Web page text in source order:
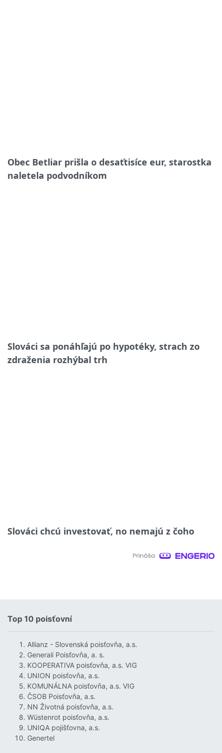
Obec Betliar prišla o desaťtisíce eur, starostka
naletela podvodníkom
Slováci sa ponáhľajú po hypotéky, strach zo
zdraženia rozhýbal trh
Slováci chcú investovať, no nemajú z čoho
Top 10 poisťovní
Allianz - Slovenská poisťovňa, a.s.
Generali Poisťovňa, a. s.
KOOPERATIVA poisťovňa, a.s. VIG
UNION poisťovňa, a.s.
KOMUNÁLNA poisťovňa, a.s. VIG
ČSOB Poisťovňa, a.s.
NN Životná poisťovňa, a.s.
Wüstenrot poisťovňa, a.s.
UNIQA pojišťovna, a.s.
Genertel